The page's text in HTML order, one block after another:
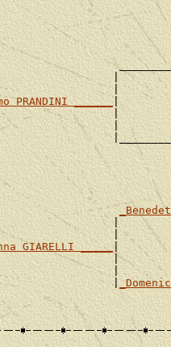
|
|
PRANDINI ______|
|
|
|
|
|
GIARELLI _____ |
|